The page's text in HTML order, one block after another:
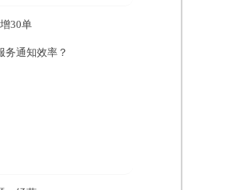
30单
务通知效率？